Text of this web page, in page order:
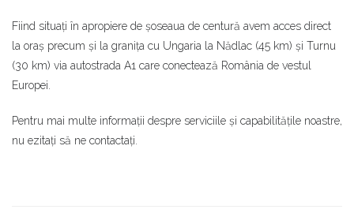
Fiind situați în apropiere de șoseaua de centură avem acces direct
la oraș precum și la granița cu Ungaria la Nădlac (45 km) și Turnu
(30 km) via autostrada A1 care conectează România de vestul
Europei.
Pentru mai multe informații despre serviciile și capabilitățile noastre,
nu ezitați să ne contactați.